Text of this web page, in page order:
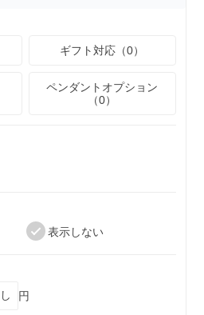
ギフト対応（0）
ペンダントオプション
（0）
表示しない
円